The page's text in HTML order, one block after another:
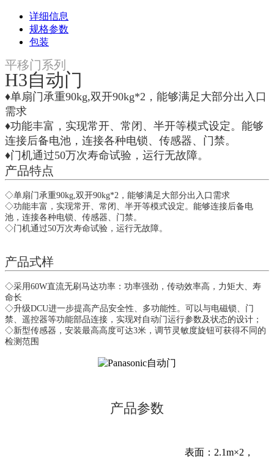
详细信息
规格参数
包装
平移门系列
H3自动门
♦单扇门承重90kg,双开90kg*2，能够满足大部分出入口
需求
♦功能丰富，实现常开、常闭、半开等模式设定。能够
连接后备电池，连接各种电锁、传感器、门禁。
♦门机通过50万次寿命试验，运行无故障。
产品特点
◇单扇门承重90kg,双开90kg*2，能够满足大部分出入口需求
◇功能丰富，实现常开、常闭、半开等模式设定。能够连接后备电
池，连接各种电锁、传感器、门禁。
◇门机通过50万次寿命试验，运行无故障。
产品式样
◇采用60W直流无刷马达功率：功率强劲，传动效率高，力矩大、寿
命长
◇升级DCU进一步提高产品安全性、多功能性。可以与电磁锁、门
禁、遥控器等功能部品连接，实现对自动门运行参数及状态的设计；
◇新型传感器，安装最高高度可达3米，调节灵敏度旋钮可获得不同的
检测范围
产品参数
表面：2.1m×2，